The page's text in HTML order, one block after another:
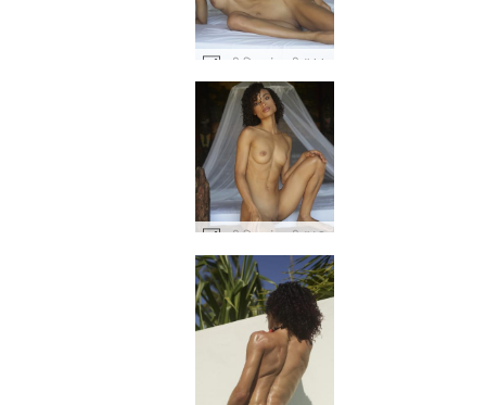
रूबी फ़िट फंतासी #44
रूबी फ़िट फंतासी #12